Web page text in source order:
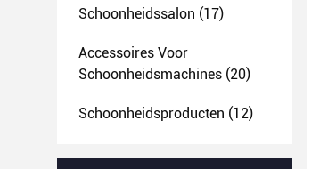
Schoonheidssalon (17)
Accessoires Voor
Schoonheidsmachines (20)
Schoonheidsproducten (12)